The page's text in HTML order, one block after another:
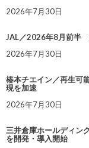
2026年7月30日
JAL／2026年8月前半
2026年7月30日
椿本チエイン／再生可
現を加速
2026年7月30日
三井倉庫ホールディン
を開発・導入開始